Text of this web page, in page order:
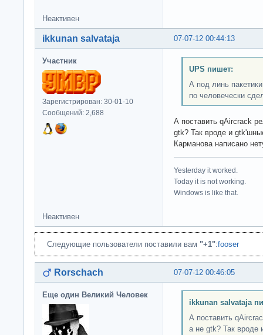
Неактивен
07-07-12 00:44:13
ikkunan salvataja
Участник
Зарегистрирован: 30-01-10
Сообщений: 2,688
UPS пишет:
А под линь
по человечески
А поставить qAircrack
gtk? Так вроде и
Карманова написано
Yesterday it worked.
Today it is not working.
Windows is like that.
Неактивен
Следующие пользователи поставили вам "+1":fooser
07-07-12 00:46:05
Rorschach
Еще один Великий Человек
ikkunan salvataja
А поставить
а не gtk? Так